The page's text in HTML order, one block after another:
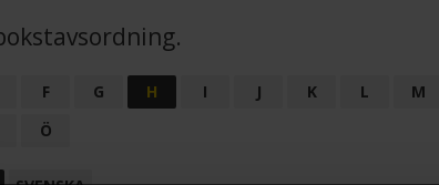
F G H I J K L M
Ö